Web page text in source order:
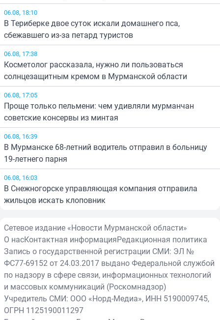
06.08, 18:10
В Териберке двое суток искали домашнего пса,
сбежавшего из-за петард туристов
06.08, 17:38
Косметолог рассказала, нужно ли пользоваться
солнцезащитным кремом в Мурманской области
06.08, 17:05
Проще только пельмени: чем удивляли мурманчан
советские консервы из минтая
06.08, 16:39
В Мурманске 68-летний водитель отправил в больницу
19-летнего парня
06.08, 16:03
В Снежногорске управляющая компания отправила
жильцов искать клоповник
Сетевое издание «Новости Мурманской области»
О насКонтактная информацияРедакционная политика
Запись о государственной регистрации СМИ: ЭЛ №
ФС77-69152 от 24.03.2017 выдано Федеральной службой
по надзору в сфере связи, информационных технологий
и массовых коммуникаций (Роскомнадзор)
Учредитель СМИ: ООО «Норд-Медиа», ИНН 5190009745,
ОГРН 1125190011297